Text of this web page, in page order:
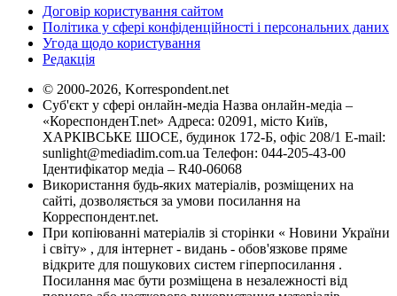
Договір користування сайтом
Політика у сфері конфіденційності і персональних даних
Угода щодо користування
Редакція
© 2000-2026, Korrespondent.net
Суб'єкт у сфері онлайн-медіа Назва онлайн-медіа –
«КореспонденТ.net» Адреса: 02091, місто Київ,
ХАРКІВСЬКЕ ШОСЕ, будинок 172-Б, офіс 208/1 E-mail:
sunlight@mediadim.com.ua Телефон: 044-205-43-00
Ідентифікатор медіа – R40-06068
Використання будь-яких матеріалів, розміщених на
сайті, дозволяється за умови посилання на
Корреспондент.net.
При копіюванні матеріалів зі сторінки « Новини України
і світу» , для інтернет - видань - обов'язкове пряме
відкрите для пошукових систем гіперпосилання .
Посилання має бути розміщена в незалежності від